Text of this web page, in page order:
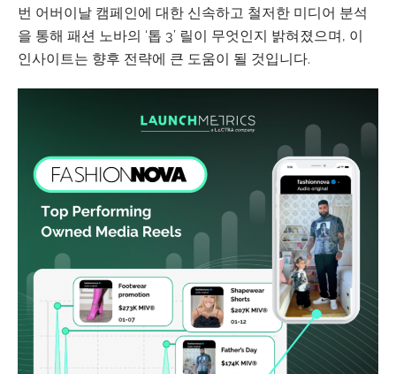
번 어버이날 캠페인에 대한 신속하고 철저한 미디어 분석
을 통해 패션 노바의 ‘톱 3’ 릴이 무엇인지 밝혀졌으며, 이
인사이트는 향후 전략에 큰 도움이 될 것입니다.